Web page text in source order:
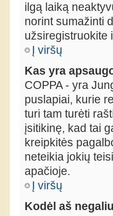
ilgą laiką
norint sumažinti
užsiregistruokite
Į viršų
Kas yra
COPPA - yra
puslapiai, kurie
turi tam turėti
įsitikinę, kad tai
kreipkitės
neteikia jokių
apačioje.
Į viršų
Kodėl aš